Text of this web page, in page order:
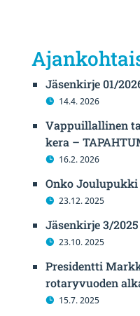
Jäsenkirje 01/
14.4. 2026
Vappuillallinen
kera –
16.2. 2026
Onko
23.12. 2025
Jäsenkirje 3/
23.10. 2025
Presidentti
rotaryvuoden
15.7. 2025